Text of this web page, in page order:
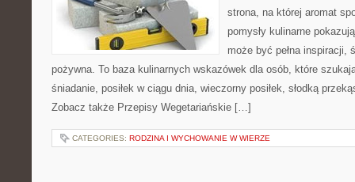
strona, na której aromat
pomysły kulinarne
może być pełna inspiracji,
pożywna. To baza kulinarnych wskazówek dla osób, które
śniadanie, posiłek w ciągu dnia, wieczorny posiłek, słodką
Zobacz także Przepisy Wegetariańskie […]
CATEGORIES: RODZINA I WYCHOWANIE W WIERZE